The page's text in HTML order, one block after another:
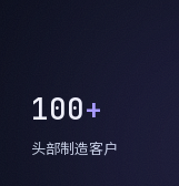
67+
头部制造客户